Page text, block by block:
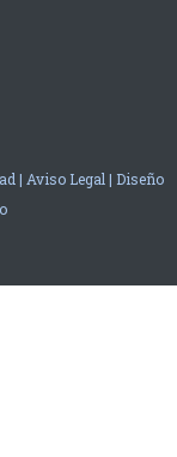
| Aviso Legal| Diseño